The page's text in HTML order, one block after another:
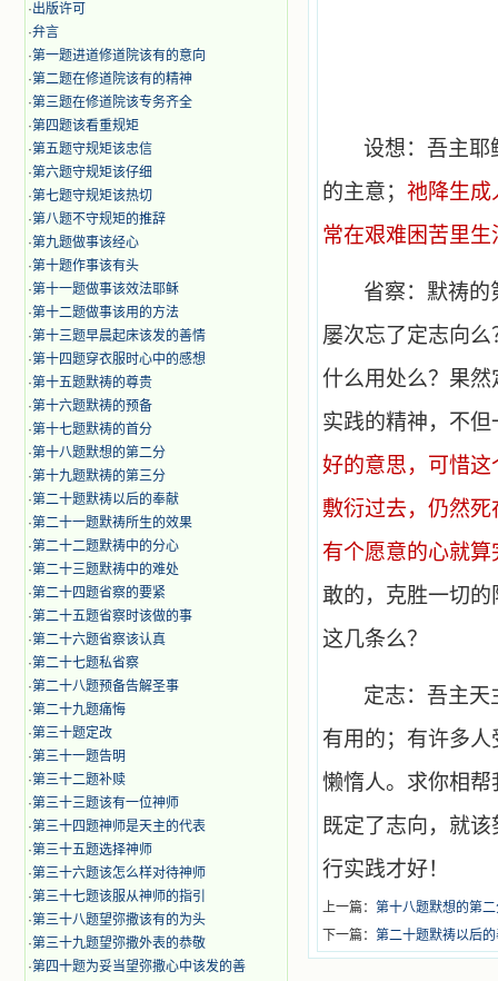
·出版许可
·弁言
·第一题进道修道院该有的意向
·第二题在修道院该有的精神
·第三题在修道院该专务齐全
·第四题该看重规矩
·第五题守规矩该忠信
·第六题守规矩该仔细
·第七题守规矩该热切
·第八题不守规矩的推辞
·第九题做事该经心
·第十题作事该有头
·第十一题做事该效法耶稣
·第十二题做事该用的方法
·第十三题早晨起床该发的善情
·第十四题穿衣服时心中的感想
·第十五题默祷的尊贵
·第十六题默祷的预备
·第十七题默祷的首分
·第十八题默想的第二分
·第十九题默祷的第三分
·第二十题默祷以后的奉献
·第二十一题默祷所生的效果
·第二十二题默祷中的分心
·第二十三题默祷中的难处
·第二十四题省察的要紧
·第二十五题省察时该做的事
·第二十六题省察该认真
·第二十七题私省察
·第二十八题预备告解圣事
·第二十九题痛悔
·第三十题定改
·第三十一题告明
·第三十二题补赎
·第三十三题该有一位神师
·第三十四题神师是天主的代表
·第三十五题选择神师
·第三十六题该怎么样对待神师
·第三十七题该服从神师的指引
·第三十八题望弥撒该有的为头
·第三十九题望弥撒外表的恭敬
·第四十题为妥当望弥撒心中该发的善
设想：吾主耶
的主意； 祂降生成
常在艰难困苦里
省察：默祷的
屡次忘了定志向
什么用处么？果
实践的精神，不
好的意思，可惜
敷衍过去，仍然
有个愿意的心就算
敢的，克胜一切
这几条么？
定志：吾主天
有用的；有许多
懒惰人。求你相
既定了志向，就
行实践才好！
上一篇： 第十八题默想的第
下一篇： 第二十题默祷以后